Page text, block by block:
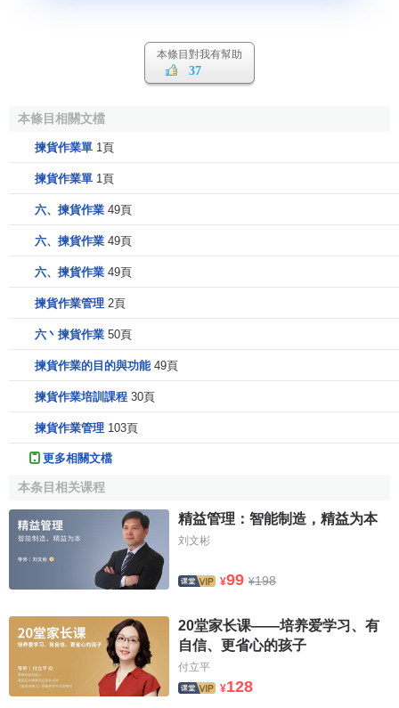
揀貨時，揀貨作業人員或機器必須直接接觸並拿取貨
物，這樣就形成了揀貨過程中的行走與貨物的
程有兩種完成方式；
人一物方式，即揀貨人員以步行或搭乘揀貨車輛方式
到達貨物儲位。這一方式的特點縣物靜而人動.揀取者
物一人方式，與第一種方式相反，揀取人員在固定位
置作業，而貨物保持動態的
等。
品名、規格、數量等內容是否與揀貨
這種確認既可以通過人工目視讀取信息，也可以利用無線傳
終端機讀取條碼，由電腦進行對比：後一種方式可以大幅
由人工或自動化設備完成。
配送中心在收到多個 客戶的訂單後，可以形成
取，然後再根據不同的客戶或送貨路線分類集中，有些
進行
的商品還需根據加工方法進行分類，加工完畢
度也大，容易發生錯誤，必須在統籌安排形成規模效應的基
礎上提高作業的精確性。分類完成後，經過查對、
以出貨了。
本條目對我有幫助
37
本條目相關文檔
揀貨作業單 1頁
揀貨作業單 1頁
六、揀貨作業 49頁
六、揀貨作業 49頁
六、揀貨作業 49頁
揀貨作業管理 2頁
六丶揀貨作業 50頁
揀貨作業的目的與功能 49頁
揀貨作業培訓課程 30頁
揀貨作業管理 103頁
更多相關文檔
本条目相关课程
精益管理：智能制造，精益为本
刘文彬
¥99 ¥198
20堂家长课——培养爱学习、有
自信、更省心的孩子
付立平
¥128